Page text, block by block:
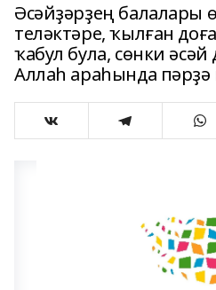
Әсәйҙәрҙең балалары
теләктәре, ҡылған
ҡабул була, сөнки
Аллаһ араһында